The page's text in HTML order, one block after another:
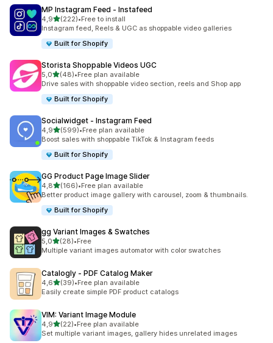
MP Instagram Feed ‑ Instafeed
4,9/ 5 tähteä
(222)
222 arvostelua yhteensä
•Free to install
Instagram feed, Reels & UGC as shoppable video galleries
Built for Shopify
Storista Shoppable Videos UGC
5,0/ 5 tähteä
(48)
48 arvostelua yhteensä
•Free plan available
Drive sales with shoppable video section, reels and Shop app
Built for Shopify
Socialwidget ‑ Instagram Feed
4,9/ 5 tähteä
(599)
599 arvostelua yhteensä
•Free plan available
Boost sales with shoppable TikTok & Instagram feeds
Built for Shopify
GG Product Page Image Slider
4,8/ 5 tähteä
(166)
166 arvostelua yhteensä
•Free plan available
Better product image gallery with carousel, zoom & thumbnails.
Built for Shopify
gg Variant Images & Swatches
5,0/ 5 tähteä
(28)
28 arvostelua yhteensä
•Free
Multiple variant images automator with color swatches
Catalogly ‑ PDF Catalog Maker
4,6/ 5 tähteä
(39)
39 arvostelua yhteensä
•Free plan available
Easily create simple PDF product catalogs
VIM: Variant Image Module
4,9/ 5 tähteä
(22)
22 arvostelua yhteensä
•Free plan available
Set multiple variant images, gallery hides unrelated images